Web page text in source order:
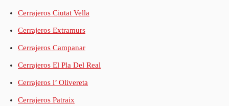
Cerrajeros Ciutat Vella
Cerrajeros Extramurs
Cerrajeros Campanar
Cerrajeros El Pla Del Real
Cerrajeros l’ Olivereta
Cerrajeros Patraix